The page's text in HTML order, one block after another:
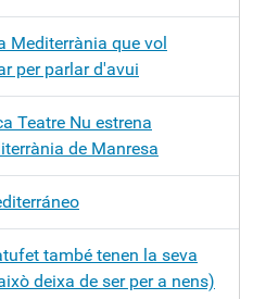
Mediterrània que vol
per parlar d'avui
Teatre Nu estrena
de Manresa
també tenen la seva
deixa de ser per a nens)